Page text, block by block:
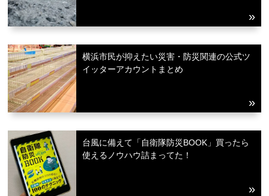
横浜市民が抑えたい災害・防災関連の公式ツ
イッターアカウントまとめ
台風に備えて「自衛隊防災BOOK」買ったら
使えるノウハウ詰まってた！